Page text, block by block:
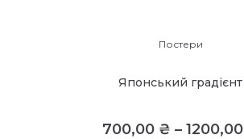
Постери
Японський градієнт
700,00 ₴ – 1200,00